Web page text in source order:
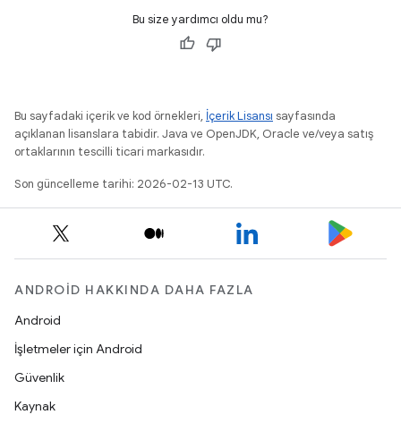
Bu size yardımcı oldu mu?
Bu sayfadaki içerik ve kod örnekleri, İçerik Lisansı sayfasında
açıklanan lisanslara tabidir. Java ve OpenJDK, Oracle ve/veya satış
ortaklarının tescilli ticari markasıdır.
Son güncelleme tarihi: 2026-02-13 UTC.
ANDROID HAKKINDA DAHA FAZLA
Android
İşletmeler için Android
Güvenlik
Kaynak